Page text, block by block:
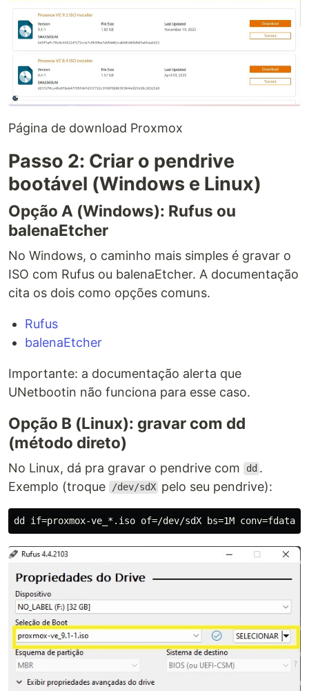
Página de download Proxmox
Passo 2: Criar o pendrive
bootável (Windows e Linux)
Opção A (Windows): Rufus ou
balenaEtcher
No Windows, o caminho mais simples é gravar o
ISO com Rufus ou balenaEtcher. A documentação
cita os dois como opções comuns.
Rufus
balenaEtcher
Importante: a documentação alerta que
UNetbootin não funciona para esse caso.
Opção B (Linux): gravar com dd
(método direto)
No Linux, dá pra gravar o pendrive com dd .
Exemplo (troque
/dev/sdX pelo seu pendrive):